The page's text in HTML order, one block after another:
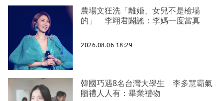
農場文狂洗「離婚、女兒不是檢場
的」 李翊君闢謠：李媽一度當真
2026.08.06 18:29
韓國巧遇8名台灣大學生 李多慧霸氣
贈禮人人有：畢業禮物